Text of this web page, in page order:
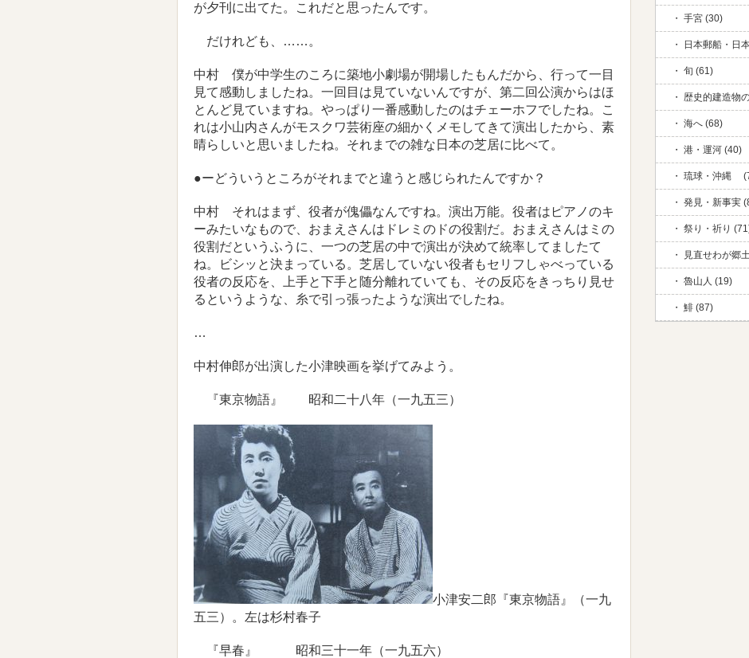
が夕刊に出てた。これだと思ったんです。
だけれども、……。
中村 僕が中学生のころに築地小劇場が開場したもんだから、行って一目
見て感動しましたね。一回目は見ていないんですが、第二回公演からはほ
とんど見ていますね。やっぱり一番感動したのはチェーホフでしたね。こ
れは小山内さんがモスクワ芸術座の細かくメモしてきて演出したから、素
晴らしいと思いましたね。それまでの雑な日本の芝居に比べて。
●ーどういうところがそれまでと違うと感じられたんですか？
中村 それはまず、役者が傀儡なんですね。演出万能。役者はピアノのキ
ーみたいなもので、おまえさんはドレミのドの役割だ。おまえさんはミの
役割だというふうに、一つの芝居の中で演出が決めて統率してましたて
ね。ビシッと決まっている。芝居していない役者もセリフしゃべっている
役者の反応を、上手と下手と随分離れていても、その反応をきっちり見せ
るというような、糸で引っ張ったような演出でしたね。
…
中村伸郎が出演した小津映画を挙げてみよう。
『東京物語』 昭和二十八年（一九五三）
小津安二郎『東京物語』（一九
五三）。左は杉村春子
『早春』 昭和三十一年（一九五六）
手宮 (30)
日本郵船・日
旬 (61)
歴史的建造物
海へ (68)
港・運河 (40)
琉球・沖縄
発見・新事実
祭り・祈り
見直せわが郷
魯山人 (19)
鯡 (87)